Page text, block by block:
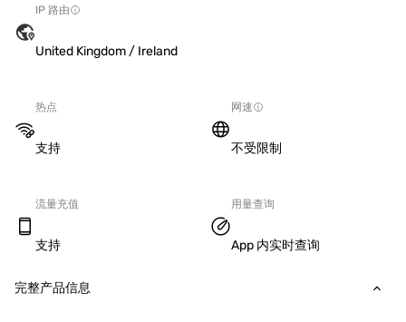
IP 路由
United Kingdom / Ireland
热点
支持
网速
不受限制
流量充值
支持
用量查询
App 内实时查询
完整产品信息